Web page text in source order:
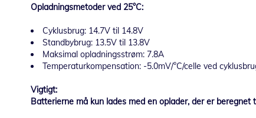
Opladningsmetoder ved 25°C:
Cyklusbrug: 14.7V til 14.8V
Standbybrug: 13.5V til 13.8V
Maksimal opladningsstrøm: 7.8A
Temperaturkompensation: -5.0mV/°C/celle ved
Vigtigt:
Batterierne må kun lades med en oplader, der er beregnet